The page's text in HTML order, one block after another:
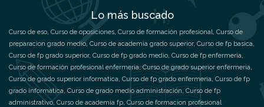
Lo más buscado
Curso de eso, Curso de oposiciones, Curso de formación profesional, Curso de
preparacion grado medio, Curso de academia grado superior, Curso de fp basica,
Curso de fp grado superior, Curso de fp grado medio, Curso de fp enfermeria,
Curso de formación profesional enfermeria,Curso de grado superior enfermeria,
Curso de grado superior informatica, Curso de fp grado enfermeria, Curso de fp
grado informatica, Curso de grado medio administración, Curso de fp
administrativo, Curso de academia fp, Curso de formacion profesional